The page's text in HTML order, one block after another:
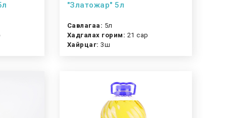
"Златожар" 5л
Савлагаа: 5л
Хадгалах горим: 21 сар
Хайрцаг: 3ш